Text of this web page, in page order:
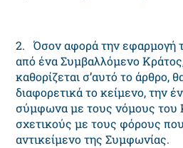
2. Όσον αφορά την εφαρμογή
από ένα Συμβαλλόμενο
καθορίζεται σ’αυτό το άρθρο,
διαφορετικά το κείμενο, την
σύμφωνα με τους νόμους του
σχετικούς με τους φόρους
αντικείμενο της Συμφωνίας.